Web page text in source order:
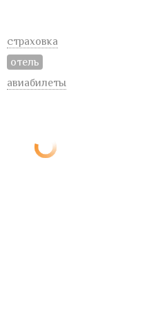
страховка
отель
авиабилеты